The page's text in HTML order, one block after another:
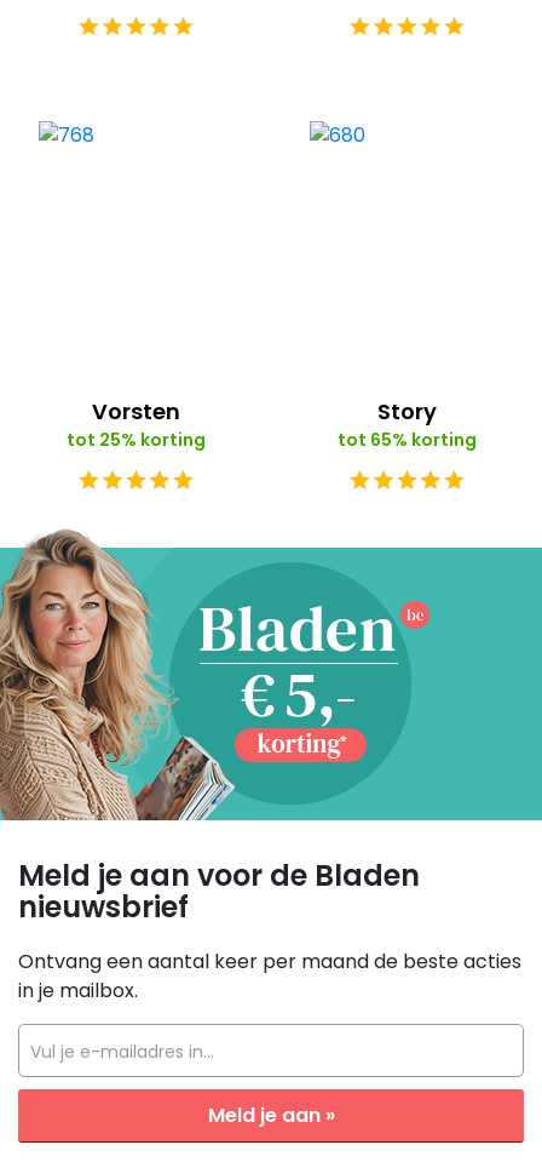
Vorsten
tot 25% korting
Story
tot 65% korting
Meld je aan voor de Bladen
nieuwsbrief
Ontvang een aantal keer per maand de beste acties
in je mailbox.
Vul je e-mailadres in...
Meld je aan »